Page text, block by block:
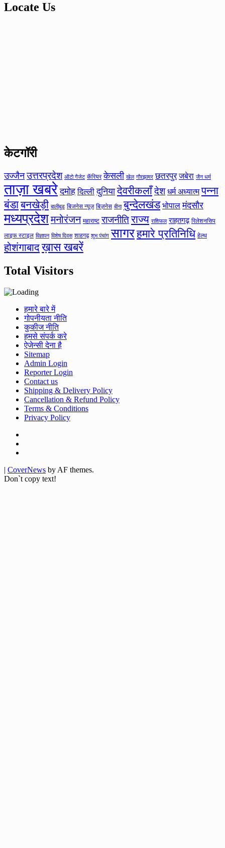
Locate Us
केटगॉरी
उज्जैन उत्तरप्रदेश ऑटो गैजेट कॅरियर केसली खेल गौरझामर छतरपुर जबेरा जैन धर्म
ताज़ा खबरे दमोह दिल्ली दुनिया देवरीकलाँदेश धर्म अध्यात्म पन्ना
बंडाबनखेड़ी बालीबुड बिजनेस न्यूज़ बिज़नेस बीना बुन्देलखंड भोपाल मंदसौर
मध्यप्रदेशमनोरंजन महाराष्ट राजनीतिराज्य राशिफल राहतगढ़ रिलेशनसिप
लाइफ स्टाइल विज्ञापन विशेष दिवस शाहगढ़ शुभ पंचांग सागरहमारे प्रतिनिधि हेल्थ
होशंगाबादख़ास खबरें
Total Visitors
हमारे बारे में
गोपनीयता नीति
कुकीज नीति
हमसे संपर्क करे
ऐजेन्सी देना है
Sitemap
Admin Login
Reporter Login
Contact us
Shipping & Delivery Policy
Cancellation & Refund Policy
Terms & Conditions
Privacy Policy
| CoverNews by AF themes.
Don`t copy text!